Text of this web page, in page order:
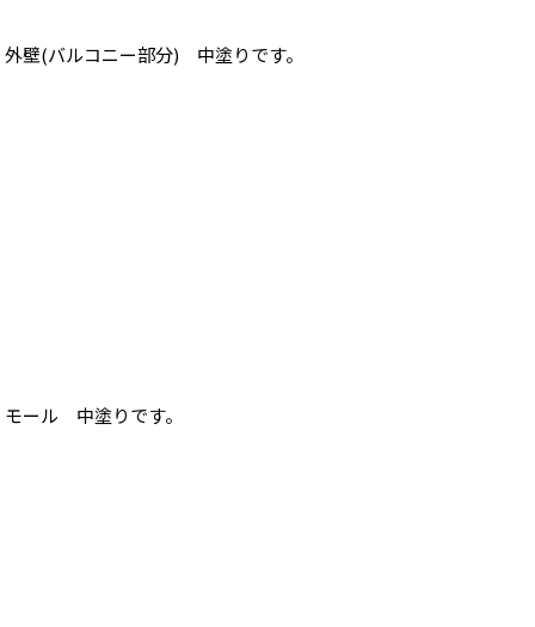
外壁(バルコニー部分) 中塗りです。
モール 中塗りです。